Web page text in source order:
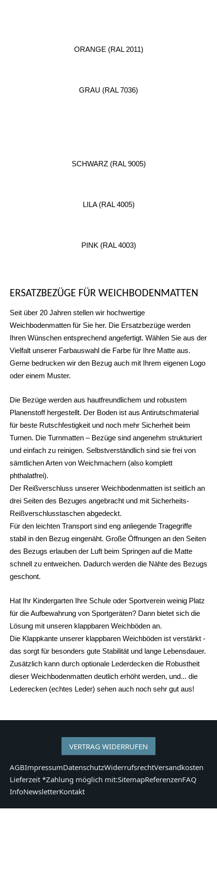
ORANGE (RAL 2011)
GRAU (RAL 7036)
SCHWARZ (RAL 9005)
LILA (RAL 4005)
PINK (RAL 4003)
ERSATZBEZÜGE FÜR WEICHBODENMATTEN
Seit über 20 Jahren stellen wir hochwertige
Weichbodenmatten für Sie her. Die Ersatzbezüge werden
Ihren Wünschen entsprechend angefertigt. Wählen Sie aus der
Vielfalt unserer Farbauswahl die Farbe für Ihre Matte aus.
Gerne bedrucken wir den Bezug auch mit Ihrem eigenen Logo
oder einem Muster.
Die Bezüge werden aus hautfreundlichem und robustem
Planenstoff hergestellt. Der Boden ist aus Antirutschmaterial
für beste Rutschfestigkeit und noch mehr Sicherheit beim
Turnen. Die Turnmatten – Bezüge sind angenehm strukturiert
und einfach zu reinigen. Selbstverständlich sind sie frei von
sämtlichen Arten von Weichmachern (also komplett
phthalatfrei).
Der Reißverschluss unserer Weichbodenmatten ist seitlich an
drei Seiten des Bezuges angebracht und mit Sicherheits-
Reißverschlusstaschen abgedeckt.
Für den leichten Transport sind eng anliegende Tragegriffe
stabil in den Bezug eingenäht. Große Öffnungen an den Seiten
des Bezugs erlauben der Luft beim Springen auf die Matte
schnell zu entweichen. Dadurch werden die Nähte des Bezugs
geschont.
Hat Ihr Kindergarten Ihre Schule oder Sportverein weinig Platz
für die Aufbewahrung von Sportgeräten? Dann bietet sich die
Lösung mit unseren klappbaren Weichböden an.
Die Klappkante unserer klappbaren Weichböden ist verstärkt -
das sorgt für besonders gute Stabilität und lange Lebensdauer.
Zusätzlich kann durch optionale Lederdecken die Robustheit
dieser Weichbodenmatten deutlich erhöht werden, und... die
Lederecken (echtes Leder) sehen auch noch sehr gut aus!
VERTRAG WIDERRUFEN
AGBImpressumDatenschutzWiderrufsrechtVersandkosten
Lieferzeit *Zahlung möglich mit:SitemapReferenzenFAQ
InfoNewsletterKontakt